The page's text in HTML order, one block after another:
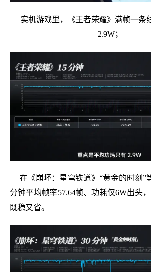
实机游戏里，《王者荣耀》满帧一条
2.9W；
在《崩坏：星穹铁道》“黄金的时刻”
分钟平均帧率57.64帧、功耗仅6W出头，
既稳又省。